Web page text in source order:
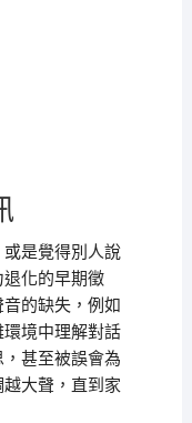
是覺得別人說
化的早期徵
的缺失，例如
境中理解對話
甚至被誤會為
大聲，直到家